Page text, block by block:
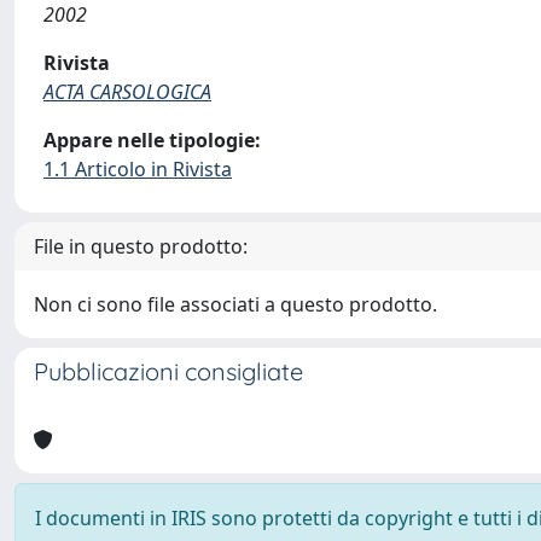
2002
Rivista
ACTA CARSOLOGICA
Appare nelle tipologie:
1.1 Articolo in Rivista
File in questo prodotto:
Non ci sono file associati a questo prodotto.
Pubblicazioni consigliate
I documenti in IRIS sono protetti da copyright e tutti i